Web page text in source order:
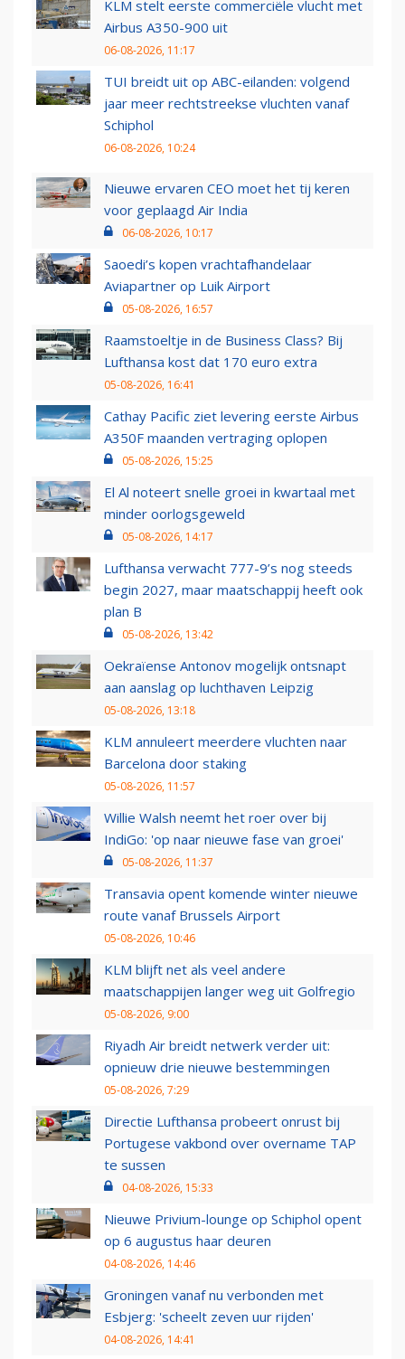
KLM stelt eerste commerciële vlucht met
Airbus A350-900 uit
06-08-2026, 11:17
TUI breidt uit op ABC-eilanden: volgend
jaar meer rechtstreekse vluchten vanaf
Schiphol
06-08-2026, 10:24
Nieuwe ervaren CEO moet het tij keren
voor geplaagd Air India
06-08-2026, 10:17
Saoedi’s kopen vrachtafhandelaar
Aviapartner op Luik Airport
05-08-2026, 16:57
Raamstoeltje in de Business Class? Bij
Lufthansa kost dat 170 euro extra
05-08-2026, 16:41
Cathay Pacific ziet levering eerste Airbus
A350F maanden vertraging oplopen
05-08-2026, 15:25
El Al noteert snelle groei in kwartaal met
minder oorlogsgeweld
05-08-2026, 14:17
Lufthansa verwacht 777-9’s nog steeds
begin 2027, maar maatschappij heeft ook
plan B
05-08-2026, 13:42
Oekraïense Antonov mogelijk ontsnapt
aan aanslag op luchthaven Leipzig
05-08-2026, 13:18
KLM annuleert meerdere vluchten naar
Barcelona door staking
05-08-2026, 11:57
Willie Walsh neemt het roer over bij
IndiGo: 'op naar nieuwe fase van groei'
05-08-2026, 11:37
Transavia opent komende winter nieuwe
route vanaf Brussels Airport
05-08-2026, 10:46
KLM blijft net als veel andere
maatschappijen langer weg uit Golfregio
05-08-2026, 9:00
Riyadh Air breidt netwerk verder uit:
opnieuw drie nieuwe bestemmingen
05-08-2026, 7:29
Directie Lufthansa probeert onrust bij
Portugese vakbond over overname TAP
te sussen
04-08-2026, 15:33
Nieuwe Privium-lounge op Schiphol opent
op 6 augustus haar deuren
04-08-2026, 14:46
Groningen vanaf nu verbonden met
Esbjerg: 'scheelt zeven uur rijden'
04-08-2026, 14:41